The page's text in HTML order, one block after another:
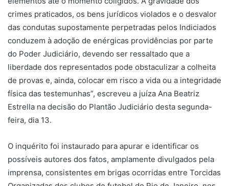
crimes praticados, os bens jurídicos violados e o desvalor
das condutas supostamente perpetradas pelos Indiciados
conduzem à adoção de enérgicas providências por parte
do Poder Judiciário, devendo ser ressaltado que a
liberdade dos representados pode obstaculizar a colheita
de provas e, ainda, colocar em risco a vida ou a integridade
física das testemunhas”, escreveu a juíza Ana Beatriz
Estrella na decisão do Plantão Judiciário desta segunda-
feira, dia 13.
O inquérito foi instaurado para apurar e identificar os
possíveis autores dos fatos, amplamente divulgados pela
imprensa, consistentes em brigas ocorridas entre Torcidas